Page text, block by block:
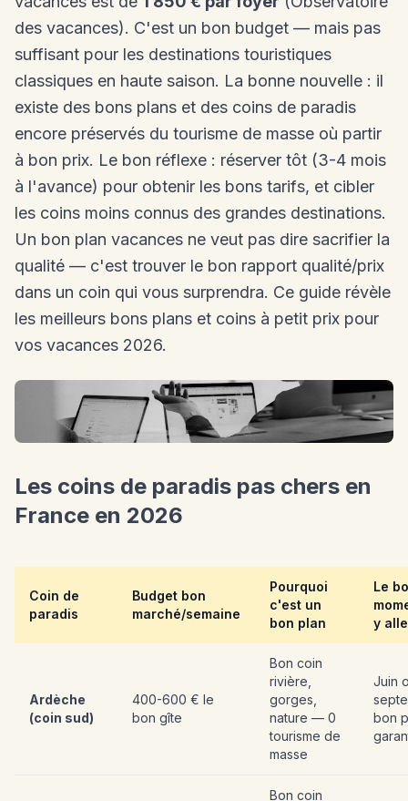
des vacances). C'est un bon budget — mais pas
suffisant pour les destinations touristiques
classiques en haute saison. La bonne nouvelle : il
existe des bons plans et des coins de paradis
encore préservés du tourisme de masse où partir
à bon prix. Le bon réflexe : réserver tôt (3-4 mois
à l'avance) pour obtenir les bons tarifs, et cibler
les coins moins connus des grandes destinations.
Un bon plan vacances ne veut pas dire sacrifier la
qualité — c'est trouver le bon rapport qualité/prix
dans un coin qui vous surprendra. Ce guide révèle
les meilleurs bons plans et coins à petit prix pour
vos vacances 2026.
Les coins de paradis pas chers en
France en 2026
Coin de
paradis
Budget bon
marché/semaine
Pourquoi
c'est un
bon plan
Le
y
Ardèche
(coin sud)
400-600 € le
bon gîte
Bon coin
rivière,
gorges,
nature — 0
tourisme de
masse
Juin
bon
Bon coin